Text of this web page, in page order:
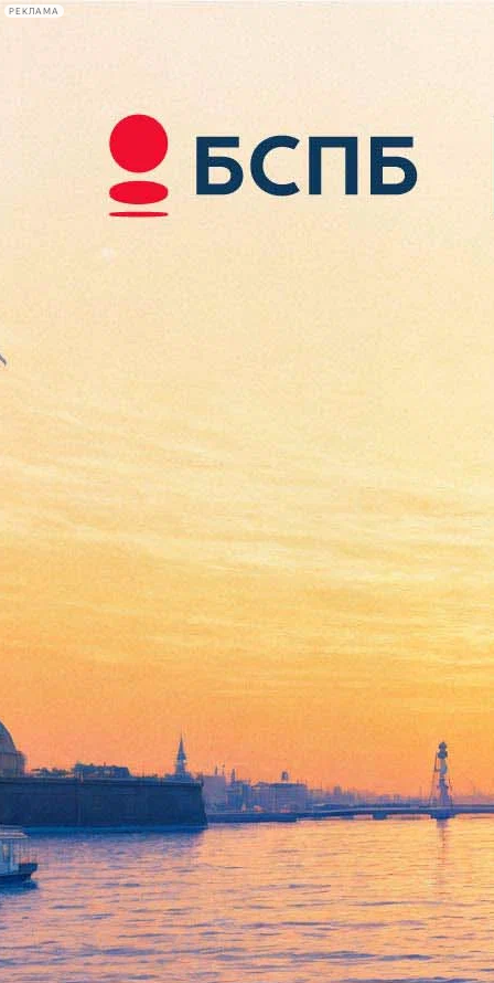
РЕКЛАМА
Сегодня:
2026.08.08
11:15
Афиша Plus
Духless
04 октября 2012, четверг-31 октября 2012, среда
Версия для печати